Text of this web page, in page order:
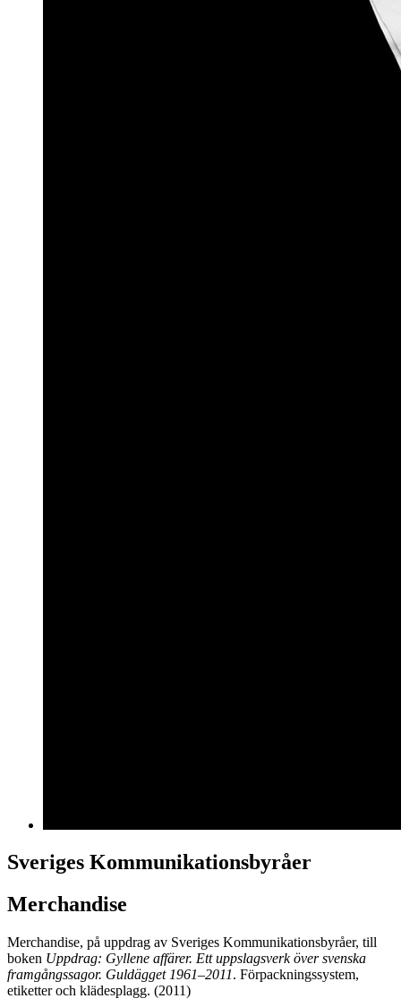
Sveriges Kommunikationsbyråer
Merchandise
Merchandise, på uppdrag av Sveriges Kommunikationsbyråer, till
boken Uppdrag: Gyllene affärer. Ett uppslagsverk över svenska
framgångssagor. Guldägget 1961–2011. Förpackningssystem,
etiketter och klädesplagg. (2011)